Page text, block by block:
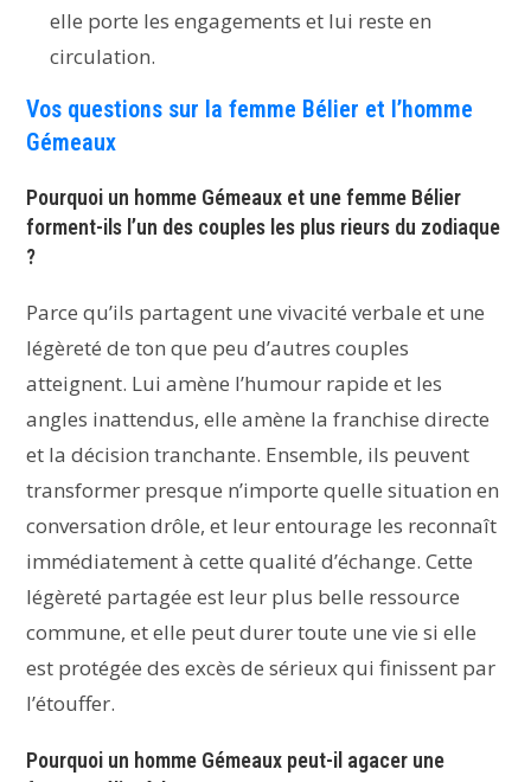
elle porte les engagements et lui reste en
circulation.
Vos questions sur la femme Bélier et l’homme
Gémeaux
Pourquoi un homme Gémeaux et une femme Bélier
forment-ils l’un des couples les plus rieurs du zodiaque
?
Parce qu’ils partagent une vivacité verbale et une
légèreté de ton que peu d’autres couples
atteignent. Lui amène l’humour rapide et les
angles inattendus, elle amène la franchise directe
et la décision tranchante. Ensemble, ils peuvent
transformer presque n’importe quelle situation en
conversation drôle, et leur entourage les reconnaît
immédiatement à cette qualité d’échange. Cette
légèreté partagée est leur plus belle ressource
commune, et elle peut durer toute une vie si elle
est protégée des excès de sérieux qui finissent par
l’étouffer.
Pourquoi un homme Gémeaux peut-il agacer une